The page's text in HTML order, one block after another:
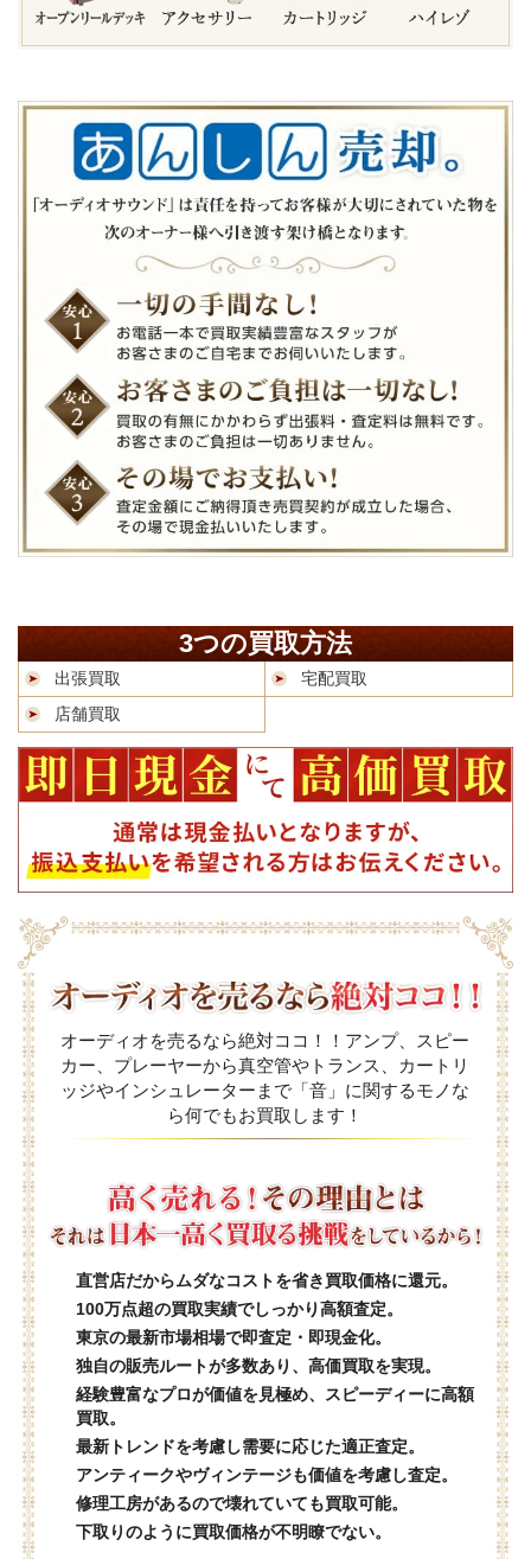
3つの買取方法
出張買取
宅配買取
店舗買取
オーディオを売るなら絶対ココ！！アンプ、スピー
カー、プレーヤーから真空管やトランス、カートリ
ッジやインシュレーターまで「音」に関するモノな
ら何でもお買取します！
直営店だからムダなコストを省き買取価格に還元。
100万点超の買取実績でしっかり高額査定。
東京の最新市場相場で即査定・即現金化。
独自の販売ルートが多数あり、高価買取を実現。
経験豊富なプロが価値を見極め、スピーディーに高額
買取。
最新トレンドを考慮し需要に応じた適正査定。
アンティークやヴィンテージも価値を考慮し査定。
修理工房があるので壊れていても買取可能。
下取りのように買取価格が不明瞭でない。